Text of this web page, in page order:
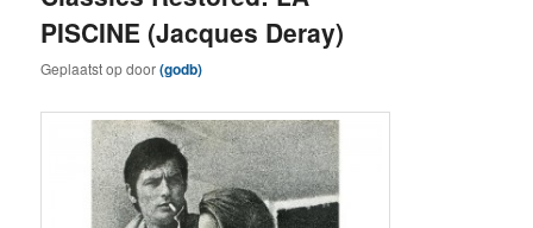
PISCINE (Jacques Deray)
Geplaatst opdoor(godb)